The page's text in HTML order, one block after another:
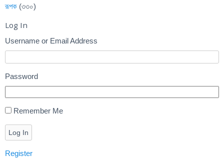
রূপক (৩৩০)
Log In
Username or Email Address
Password
Remember Me
Log In
Register